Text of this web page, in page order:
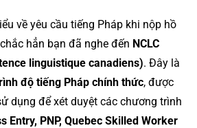
về yêu cầu tiếng Pháp khi nộp hồ
hẳn bạn đã nghe đến NCLC
linguistique canadiens). Đây là
độ tiếng Pháp chính thức, được
dụng để xét duyệt các chương trình
Entry, PNP, Quebec Skilled Worker